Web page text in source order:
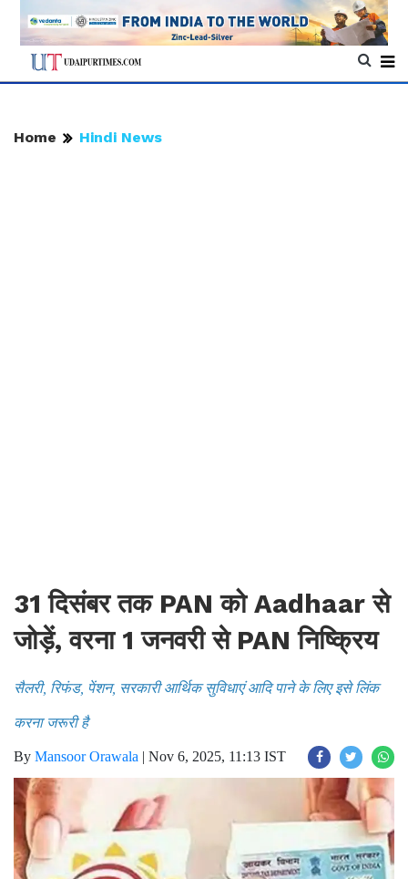
Home Hindi News
31 दिसंबर तक PAN को Aadhaar से
जोड़ें, वरना 1 जनवरी से PAN निष्क्रिय
सैलरी, रिफंड, पेंशन, सरकारी आर्थिक सुविधाएं आदि पाने के लिए इसे लिंक
करना जरूरी है
By Mansoor Orawala | Nov 6, 2025, 11:13 IST